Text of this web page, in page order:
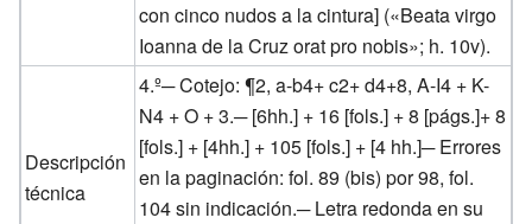
con cinco nudos a la cintura] («Beata virgo
Ioanna de la Cruz orat pro nobis»; h. 10v).
Descripción
técnica
4.º─ Cotejo: ¶2, a-b4+ c2+ d4+8, A-I4 + K-
N4 + O + 3.─ [6hh.] + 16 [fols.] + 8 [págs.]+ 8
[fols.] + [4hh.] + 105 [fols.] + [4 hh.]─ Errores
en la paginación: fol. 89 (bis) por 98, fol.
104 sin indicación.─ Letra redonda en su